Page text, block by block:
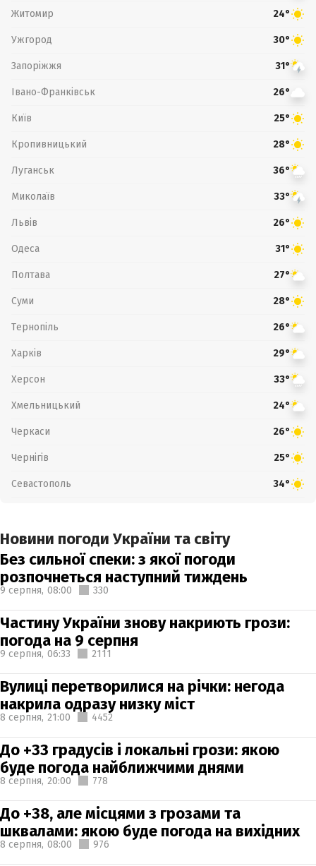
Житомир 24°
Ужгород 30°
Запоріжжя 31°
Івано-Франківськ 26°
Київ 25°
Кропивницький 28°
Луганськ 36°
Миколаїв 33°
Львів 26°
Одеса 31°
Полтава 27°
Суми 28°
Тернопіль 26°
Харків 29°
Херсон 33°
Хмельницький 24°
Черкаси 26°
Чернігів 25°
Севастополь 34°
Новини погоди України та світу
Без сильної спеки: з якої погоди
розпочнеться наступний тиждень
9 серпня, 08:00 330
Частину України знову накриють грози:
погода на 9 серпня
9 серпня, 06:33 2111
Вулиці перетворилися на річки: негода
накрила одразу низку міст
8 серпня, 21:00 4452
До +33 градусів і локальні грози: якою
буде погода найближчими днями
8 серпня, 20:00 778
До +38, але місцями з грозами та
шквалами: якою буде погода на вихідних
8 серпня, 08:00 976